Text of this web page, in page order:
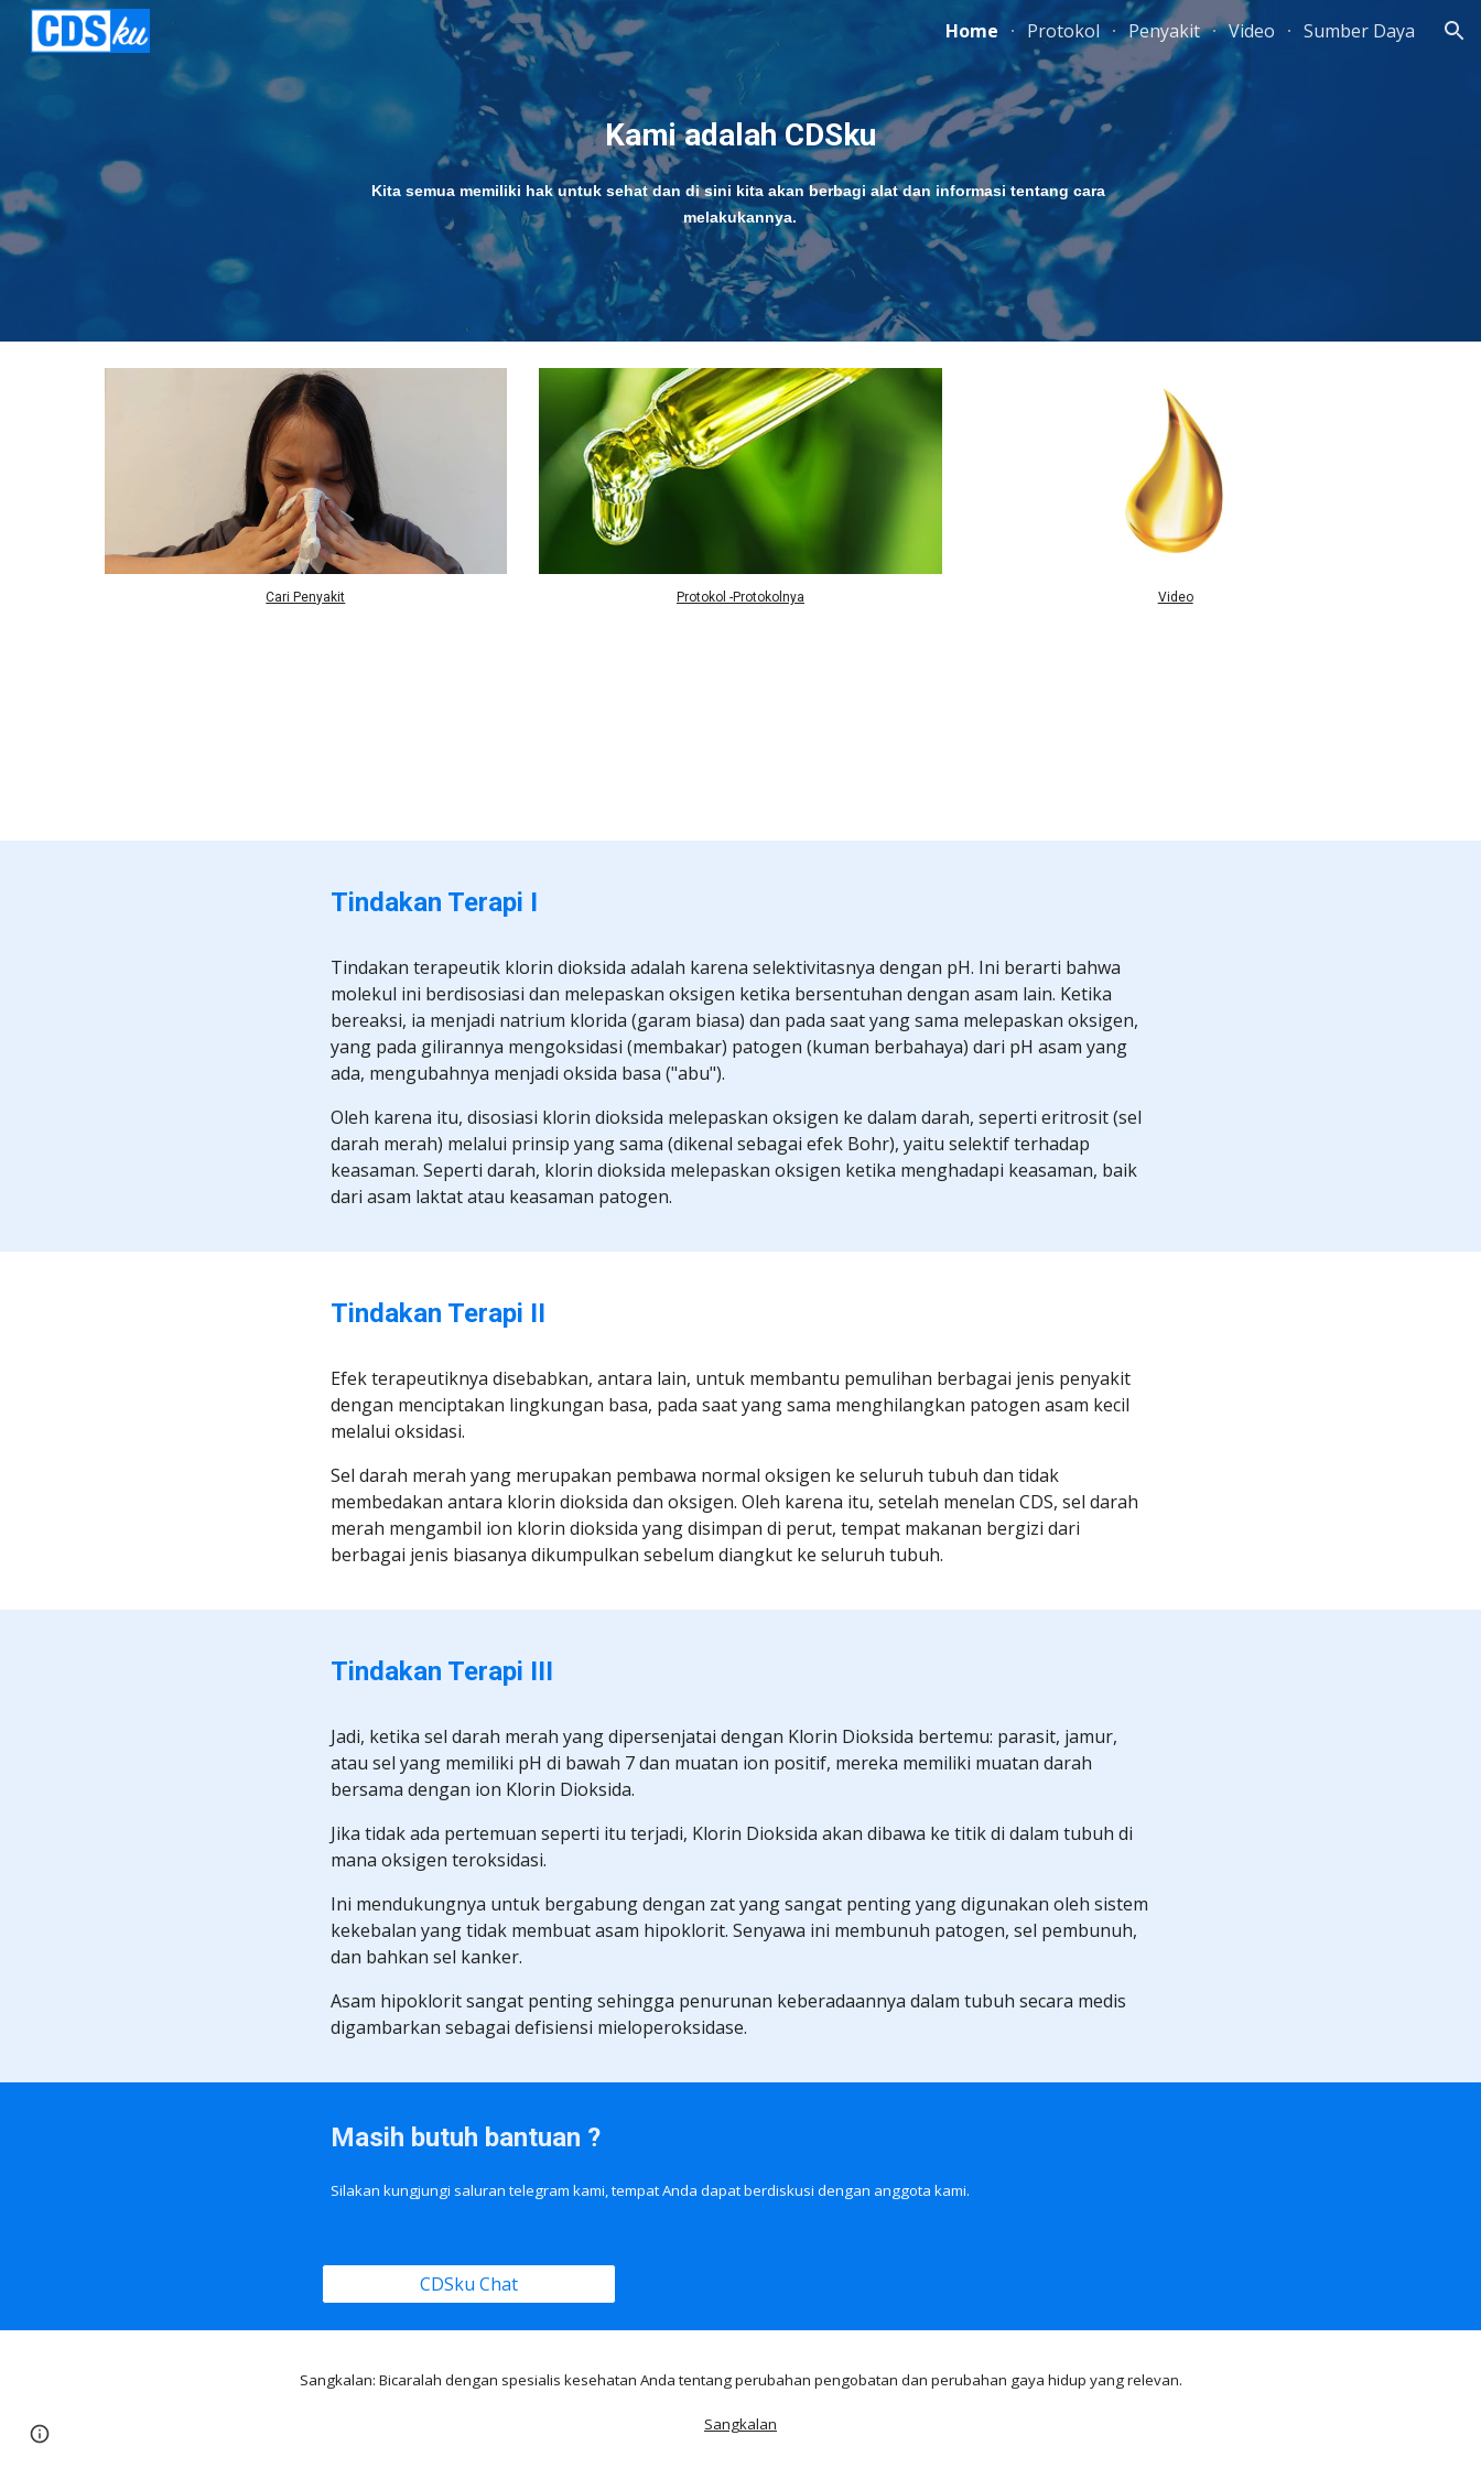
Skip to main content Skip to navigation
Home Protokol Penyakit Video Sumber Daya
Kami adalah CDSku
Kita semua memiliki hak untuk sehat dan di sini kita akan berbagi alat dan informasi tentang cara
melakukannya.
Cari Penyakit Protokol -Protokolnya Video
Tindakan Terapi I
Tindakan terapeutik klorin dioksida adalah karena selektivitasnya dengan pH. Ini berarti bahwa
molekul ini berdisosiasi dan melepaskan oksigen ketika bersentuhan dengan asam lain. Ketika
bereaksi, ia menjadi natrium klorida (garam biasa) dan pada saat yang sama melepaskan oksigen,
yang pada gilirannya mengoksidasi (membakar) patogen (kuman berbahaya) dari pH asam yang
ada, mengubahnya menjadi oksida basa ("abu").
Oleh karena itu, disosiasi klorin dioksida melepaskan oksigen ke dalam darah, seperti eritrosit (sel
darah merah) melalui prinsip yang sama (dikenal sebagai efek Bohr), yaitu selektif terhadap
keasaman. Seperti darah, klorin dioksida melepaskan oksigen ketika menghadapi keasaman, baik
dari asam laktat atau keasaman patogen.
Tindakan Terapi II
Efek terapeutiknya disebabkan, antara lain, untuk membantu pemulihan berbagai jenis penyakit
dengan menciptakan lingkungan basa, pada saat yang sama menghilangkan patogen asam kecil
melalui oksidasi.
Sel darah merah yang merupakan pembawa normal oksigen ke seluruh tubuh dan tidak
membedakan antara klorin dioksida dan oksigen. Oleh karena itu, setelah menelan CDS, sel darah
merah mengambil ion klorin dioksida yang disimpan di perut, tempat makanan bergizi dari
berbagai jenis biasanya dikumpulkan sebelum diangkut ke seluruh tubuh.
Tindakan Terapi III
Jadi, ketika sel darah merah yang dipersenjatai dengan Klorin Dioksida bertemu: parasit, jamur,
atau sel yang memiliki pH di bawah 7 dan muatan ion positif, mereka memiliki muatan darah
bersama dengan ion Klorin Dioksida.
Jika tidak ada pertemuan seperti itu terjadi, Klorin Dioksida akan dibawa ke titik di dalam tubuh di
mana oksigen teroksidasi.
Ini mendukungnya untuk bergabung dengan zat yang sangat penting yang digunakan oleh sistem
kekebalan yang tidak membuat asam hipoklorit. Senyawa ini membunuh patogen, sel pembunuh,
dan bahkan sel kanker.
Asam hipoklorit sangat penting sehingga penurunan keberadaannya dalam tubuh secara medis
digambarkan sebagai defisiensi mieloperoksidase.
Masih butuh bantuan ?
Silakan kungjungi saluran telegram kami, tempat Anda dapat berdiskusi dengan anggota kami.
CDSku Chat
Sangkalan: Bicaralah dengan spesialis kesehatan Anda tentang perubahan pengobatan dan perubahan gaya hidup yang relevan.
Sangkalan